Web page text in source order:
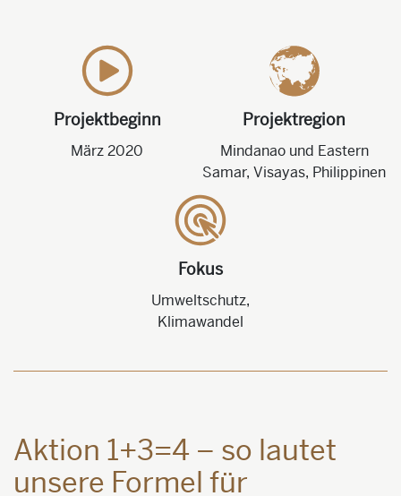
Projektbeginn
März 2020
Projektregion
Mindanao und Eastern
Samar, Visayas, Philippinen
Fokus
Umweltschutz,
Klimawandel
Aktion 1+3=4 – so lautet
unsere Formel für